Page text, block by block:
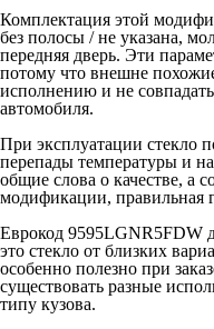
Комплектация этой
без полосы / не указана,
передняя дверь. Эти
потому что внешне
исполнению и не
автомобиля.
При эксплуатации стекло
перепады температуры и
общие слова о качестве, а
модификации, правильная
Еврокод 9595LGNR5FDW
это стекло от близких
особенно полезно при
существовать разные
типу кузова.